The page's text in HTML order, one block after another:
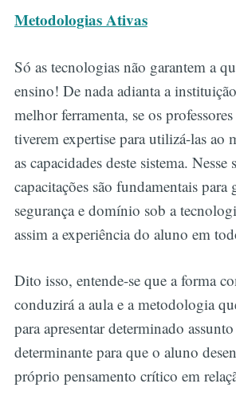
Metodologias Ativas
Só as tecnologias não garantem a
ensino! De nada adianta a
melhor ferramenta, se os
tiverem expertise para utilizá-las ao
as capacidades deste sistema. Nesse
capacitações são fundamentais para
segurança e domínio sob a
assim a experiência do aluno em
Dito isso, entende-se que a forma
conduzirá a aula e a metodologia
para apresentar determinado
determinante para que o aluno
próprio pensamento crítico em